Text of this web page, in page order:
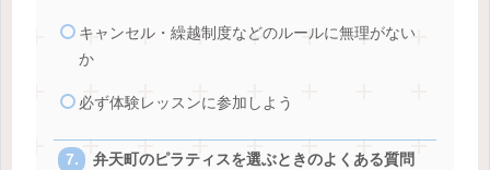
キャンセル・繰越制度などのルールに無理がない
か
必ず体験レッスンに参加しよう
弁天町のピラティスを選ぶときのよくある質問